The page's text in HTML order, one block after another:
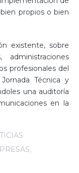
propios o bien
existente, sobre
profesionales del
Técnica y
una auditoría
en la
,